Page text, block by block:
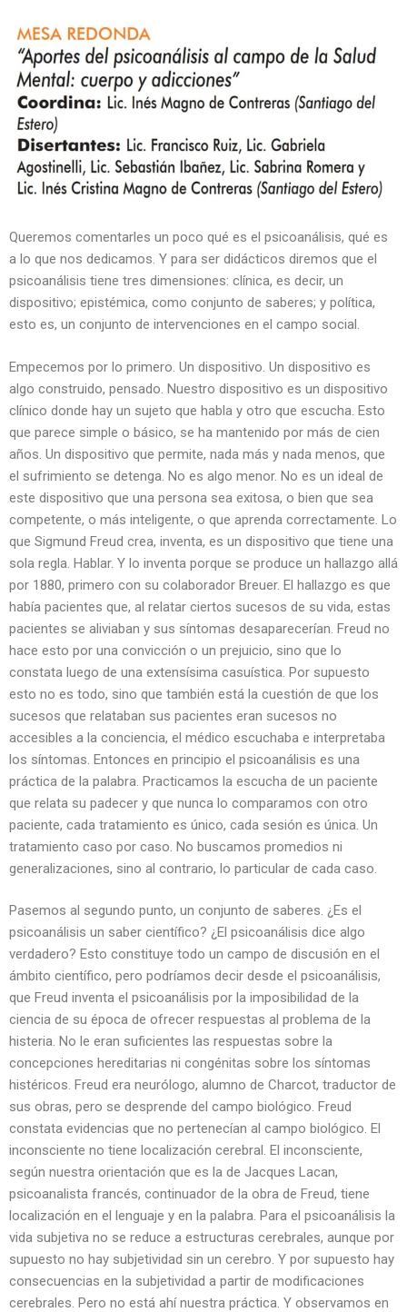
Queremos comentarles un poco qué es el psicoanálisis, qué es
a lo que nos dedicamos. Y para ser didácticos diremos que el
psicoanálisis tiene tres dimensiones: clínica, es decir, un
dispositivo; epistémica, como conjunto de saberes; y política,
esto es, un conjunto de intervenciones en el campo social.
Empecemos por lo primero. Un dispositivo. Un dispositivo es
algo construido, pensado. Nuestro dispositivo es un dispositivo
clínico donde hay un sujeto que habla y otro que escucha. Esto
que parece simple o básico, se ha mantenido por más de cien
años. Un dispositivo que permite, nada más y nada menos, que
el sufrimiento se detenga. No es algo menor. No es un ideal de
este dispositivo que una persona sea exitosa, o bien que sea
competente, o más inteligente, o que aprenda correctamente. Lo
que Sigmund Freud crea, inventa, es un dispositivo que tiene una
sola regla. Hablar. Y lo inventa porque se produce un hallazgo allá
por 1880, primero con su colaborador Breuer. El hallazgo es que
había pacientes que, al relatar ciertos sucesos de su vida, estas
pacientes se aliviaban y sus síntomas desaparecerían. Freud no
hace esto por una convicción o un prejuicio, sino que lo
constata luego de una extensísima casuística. Por supuesto
esto no es todo, sino que también está la cuestión de que los
sucesos que relataban sus pacientes eran sucesos no
accesibles a la conciencia, el médico escuchaba e interpretaba
los síntomas. Entonces en principio el psicoanálisis es una
práctica de la palabra. Practicamos la escucha de un paciente
que relata su padecer y que nunca lo comparamos con otro
paciente, cada tratamiento es único, cada sesión es única. Un
tratamiento caso por caso. No buscamos promedios ni
generalizaciones, sino al contrario, lo particular de cada caso.
Pasemos al segundo punto, un conjunto de saberes. ¿Es el
psicoanálisis un saber científico? ¿El psicoanálisis dice algo
verdadero? Esto constituye todo un campo de discusión en el
ámbito científico, pero podríamos decir desde el psicoanálisis,
que Freud inventa el psicoanálisis por la imposibilidad de la
ciencia de su época de ofrecer respuestas al problema de la
histeria. No le eran suficientes las respuestas sobre la
concepciones hereditarias ni congénitas sobre los síntomas
histéricos. Freud era neurólogo, alumno de Charcot, traductor de
sus obras, pero se desprende del campo biológico. Freud
constata evidencias que no pertenecían al campo biológico. El
inconsciente no tiene localización cerebral. El inconsciente,
según nuestra orientación que es la de Jacques Lacan,
psicoanalista francés, continuador de la obra de Freud, tiene
localización en el lenguaje y en la palabra. Para el psicoanálisis la
vida subjetiva no se reduce a estructuras cerebrales, aunque por
supuesto no hay subjetividad sin un cerebro. Y por supuesto hay
consecuencias en la subjetividad a partir de modificaciones
cerebrales. Pero no está ahí nuestra práctica. Y observamos en